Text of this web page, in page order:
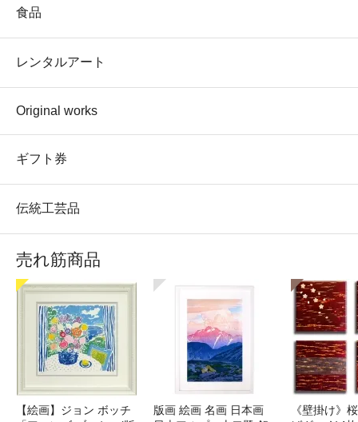
食品
レンタルアート
Original works
ギフト券
伝統工芸品
売れ筋商品
【絵画】ジョン ボッチ
版画 絵画 名画 日本画
《壁掛け》